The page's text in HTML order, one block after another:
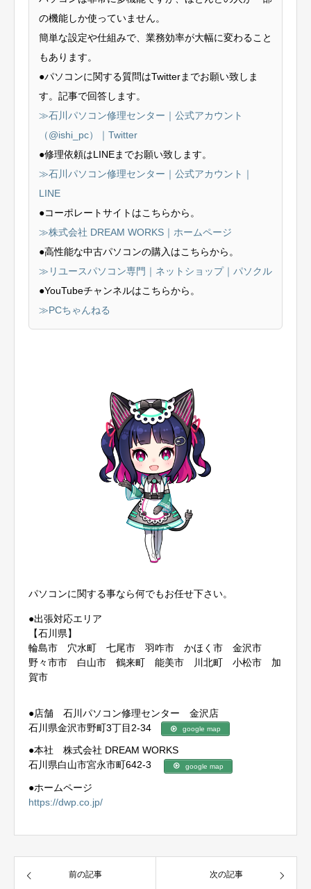
の機能しか使っていません。
簡単な設定や仕組みで、業務効率が大幅に変わること
もあります。
●パソコンに関する質問はTwitterまでお願い致しま
す。記事で回答します。
≫石川パソコン修理センター｜公式アカウント
（@ishi_pc）｜Twitter
●修理依頼はLINEまでお願い致します。
≫石川パソコン修理センター｜公式アカウント｜
LINE
●コーポレートサイトはこちらから。
≫株式会社 DREAM WORKS｜ホームページ
●高性能な中古パソコンの購入はこちらから。
≫リユースパソコン専門｜ネットショップ｜パソクル
●YouTubeチャンネルはこちらから。
≫PCちゃんねる
パソコンに関する事なら何でもお任せ下さい。
●出張対応エリア
【石川県】
輪島市 穴水町 七尾市 羽咋市 かほく市 金沢市
野々市市 白山市 鶴来町 能美市 川北町 小松市 加
賀市
●店舗 石川パソコン修理センター 金沢店
石川県金沢市野町3丁目2-34
google map
●本社 株式会社 DREAM WORKS
石川県白山市宮永市町642-3
google map
●ホームページ
https://dwp.co.jp/
前の記事 次の記事